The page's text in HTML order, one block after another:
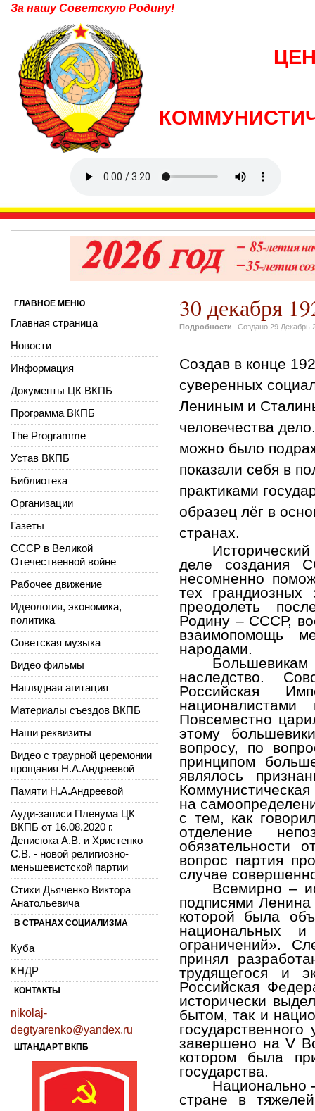
За нашу Советскую Родину!
30 декабря
Подробности Создано 29 Декабрь
Создав в конце
суверенных
Лениным и
человечества
можно было
показали себя в
практиками
образец лёг в
странах.
деле создания
несомненно
тех
преодолеть
Родину – СССР,
взаимопомощь
народами.
наследство.
Российская
Повсеместно
этому
вопросу, по
принципом
являлось
на
с тем, как
отделение
обязательности
вопрос партия
случае
Всемирно –
подписями
которой была
национальных
ограничений».
принял
трудящегося и
Российская
исторически
бытом, так и
завершено на V
котором была
государства.
Национально
стране в
ГЛАВНОЕ МЕНЮ
Главная страница
Новости
Информация
Документы ЦК ВКПБ
Программа ВКПБ
The Programme
Устав ВКПБ
Библиотека
Организации
Газеты
СССР в Великой
Отечественной войне
Рабочее движение
Идеология, экономика,
политика
Советская музыка
Видео фильмы
Наглядная агитация
Материалы съездов ВКПБ
Наши реквизиты
Видео с траурной церемонии
прощания Н.А.Андреевой
Памяти Н.А.Андреевой
Ауди-записи Пленума ЦК
ВКПБ от 16.08.2020 г.
Денисюка А.В. и Христенко
С.В. - новой религиозно-
меньшевистской партии
Стихи Дьяченко Виктора
Анатольевича
В СТРАНАХ СОЦИАЛИЗМА
Куба
КНДР
КОНТАКТЫ
nikolaj-
degtyarenko@yandex.ru
ШТАНДАРТ ВКПБ